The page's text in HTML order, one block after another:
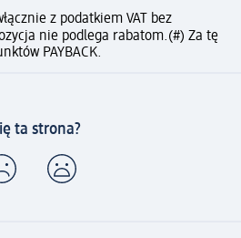
z podatkiem VAT bez
nie podlega rabatom.(#) Za tę
PAYBACK.
ta strona?